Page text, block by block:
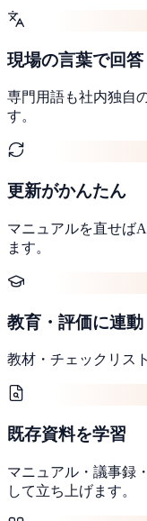
現場の言葉で回答
専門用語も社内独自
す。
更新がかんたん
マニュアルを直せば
ます。
教育・評価に連動
教材・チェックリス
既存資料を学習
マニュアル・議事録
して立ち上げます。